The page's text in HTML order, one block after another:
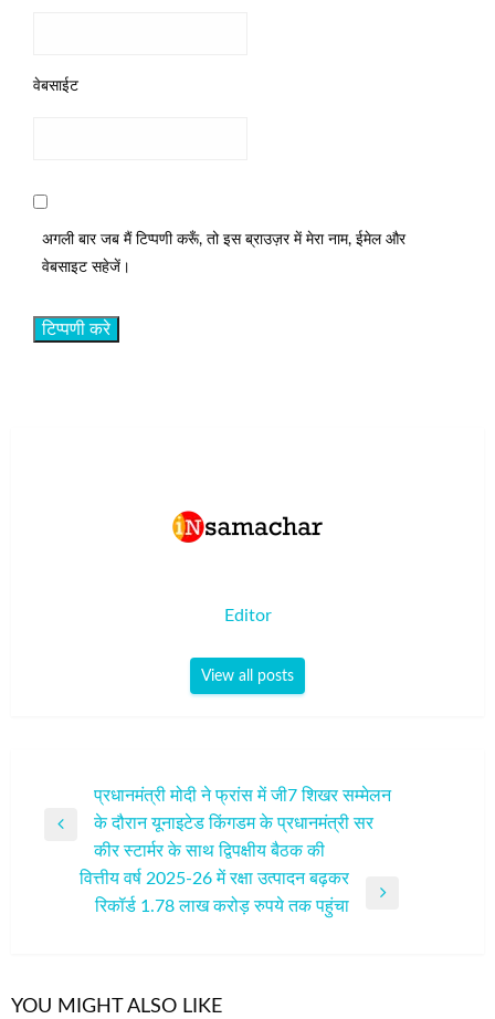
वेबसाईट
अगली बार जब मैं टिप्पणी करूँ, तो इस ब्राउज़र में मेरा नाम, ईमेल और
वेबसाइट सहेजें।
Editor
View all posts
नेविगेशन
प्रधानमंत्री मोदी ने फ्रांस में जी7 शिखर सम्मेलन
के दौरान यूनाइटेड किंगडम के प्रधानमंत्री सर
कीर स्टार्मर के साथ द्विपक्षीय बैठक की
वित्तीय वर्ष 2025-26 में रक्षा उत्पादन बढ़कर
रिकॉर्ड 1.78 लाख करोड़ रुपये तक पहुंचा
YOU MIGHT ALSO LIKE